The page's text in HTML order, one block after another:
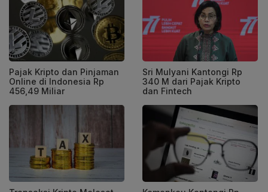
Pajak Kripto dan Pinjaman
Online di Indonesia Rp
456,49 Miliar
Sri Mulyani Kantongi Rp
340 M dari Pajak Kripto
dan Fintech